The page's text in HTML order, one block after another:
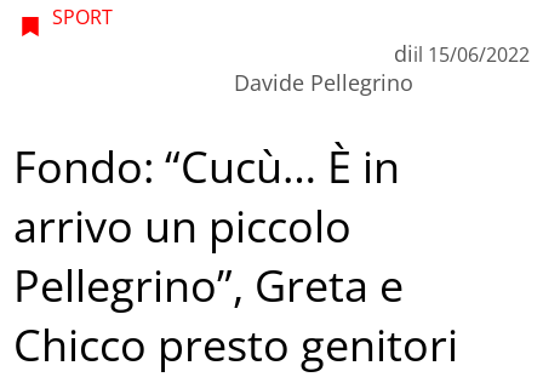
SPORT
di
Davide Pellegrino
il 15/06/2022
Fondo: “Cucù… È in
arrivo un piccolo
Pellegrino”, Greta e
Chicco presto genitori